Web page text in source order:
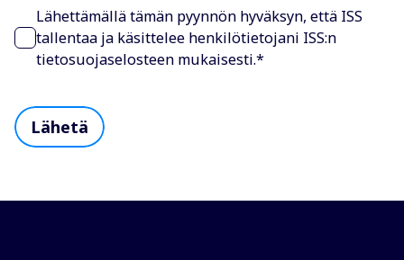
Lähettämällä tämän pyynnön hyväksyn, että ISS
tallentaa ja käsittelee henkilötietojani ISS:n
tietosuojaselosteen mukaisesti.*